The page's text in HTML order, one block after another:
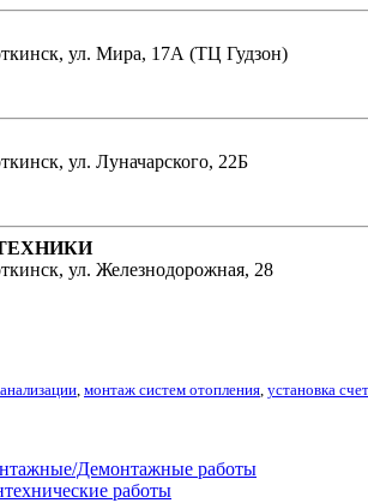
ул. Мира, 17А (ТЦ Гудзон)
ул. Луначарского, 22Б
ул. Железнодорожная, 28
, монтаж систем отопления, установка
Демонтажные работы
работы